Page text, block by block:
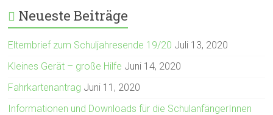
Neueste Beiträge
Elternbrief zum Schuljahresende 19/20 Juli 13, 2020
Kleines Gerät – große Hilfe Juni 14, 2020
Fahrkartenantrag Juni 11, 2020
Informationen und Downloads für die SchulanfängerInnen